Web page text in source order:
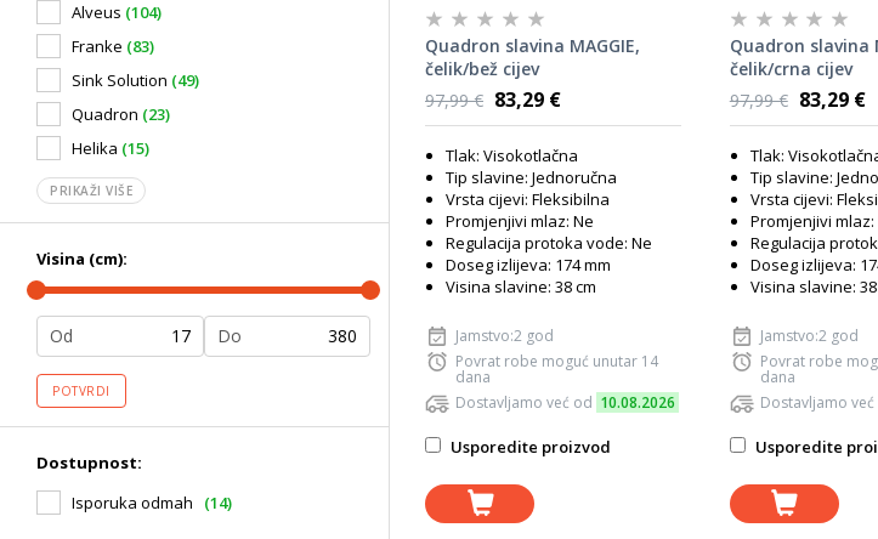
Alveus (104)
Franke (83)
Sink Solution (49)
Quadron (23)
Helika (15)
PRIKAŽI VIŠE
Visina (cm):
Od Do
POTVRDI
Dostupnost:
Isporuka odmah
(14)
Quadron slavina MAGGIE,
čelik/bež cijev
97,99 € 83,29 €
Tlak: Visokotlačna
Tip slavine: Jednoručna
Vrsta cijevi: Fleksibilna
Promjenjivi mlaz: Ne
Regulacija protoka vode: Ne
Doseg izlijeva: 174 mm
Visina slavine: 38 cm
Jamstvo:2 god
Povrat robe moguć unutar 14
dana
Dostavljamo već od 10.08.2026
Usporedite proizvod
Quadron slavina
čelik/crna cijev
97,99 € 83,29 €
Tlak:
Tip slavine:
Vrsta cijevi:
Promjenjivi mlaz:
Regulacija
Doseg izlijeva:
Visina slavine:
Jamstvo:2 god
Povrat robe
dana
Dostavljamo
Usporedite